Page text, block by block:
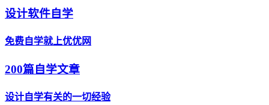
设计软件自学
免费自学就上优优网
200篇自学文章
设计自学有关的一切经验